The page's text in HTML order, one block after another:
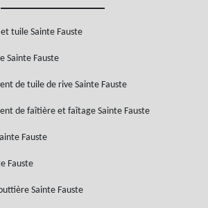
tuile Sainte Fauste
Sainte Fauste
de tuile de rive Sainte Fauste
de faîtière et faîtage Sainte Fauste
Fauste
Fauste
Sainte Fauste